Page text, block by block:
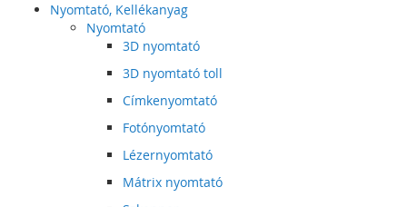
Nyomtató, Kellékanyag
Nyomtató
3D nyomtató
3D nyomtató toll
Címkenyomtató
Fotónyomtató
Lézernyomtató
Mátrix nyomtató